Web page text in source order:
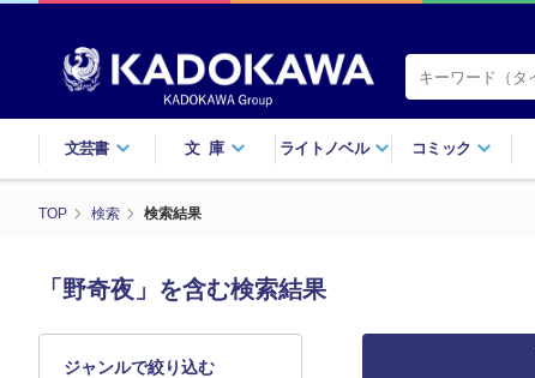
文芸書 文庫 ライトノベル コミック
TOP 検索 検索結果
「野奇夜」を含む検索結果
ジャンルで絞り込む